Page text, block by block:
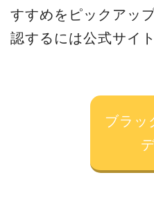
すすめをピックアッ
認するには公式サイ
ブラッ